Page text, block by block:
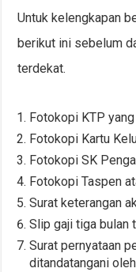
Untuk kelengkapan
berikut ini sebelum
terdekat.
Fotokopi KTP
Fotokopi Kartu
Fotokopi SK
Fotokopi Taspen
Surat keterangan
Slip gaji tiga bulan
Surat pernyataan
ditandatangani